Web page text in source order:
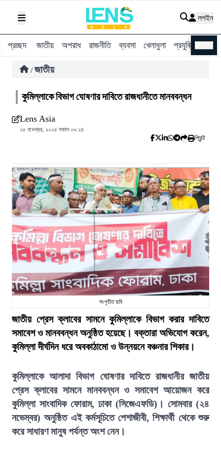
লগইন
প্রচ্ছদ জাতীয় অপরাধ রাজনীতি ব্যবসা খেলাধুলা প্রযুক্তি
/ জাতীয়
কুমিল্লাকে বিভাগ ঘোষণার দাবিতে রাজধানীতে মানববন্ধন
Lens Asia
২৫ নভেম্বর, ২০২৫ সকাল ০৯:২৪
প্রিন্ট
সংগৃহীত ছবি
জাতীয় প্রেস ক্লাবের সামনে কুমিল্লাকে বিভাগ করার দাবিতে
সমাবেশ ও মানববন্ধন অনুষ্ঠিত হয়েছে। বক্তারা অভিযোগ করেন,
কুমিল্লা দীর্ঘদিন ধরে অবকাঠামো ও উন্নয়নে বঞ্চনার শিকার।
কুমিল্লাকে আলাদা বিভাগ ঘোষণার দাবিতে রাজধানীর জাতীয়
প্রেস ক্লাবের সামনে মানববন্ধন ও সমাবেশ আয়োজন করে
কুমিল্লা সাংবাদিক ফোরাম, ঢাকা (সিজেএফডি)। সোমবার (২৪
নভেম্বর) অনুষ্ঠিত এই কর্মসূচিতে পেশাজীবী, শিক্ষার্থী থেকে শুরু
করে সাধারণ মানুষ পর্যন্ত অংশ নেন।